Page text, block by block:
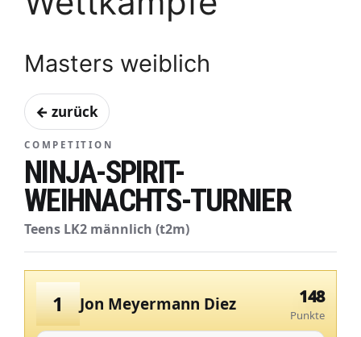
Masters weiblich
← zurück
COMPETITION
NINJA-SPIRIT-
WEIHNACHTS-TURNIER
Teens LK2 männlich (t2m)
1 Jon Meyermann Diez 148
Punkte